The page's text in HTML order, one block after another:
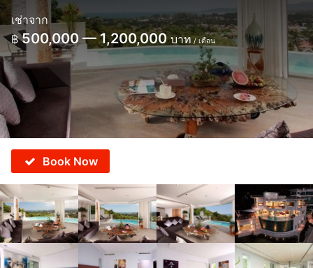
เช่าจาก
฿ 500,000 — 1,200,000บาท / เดือน
Book Now